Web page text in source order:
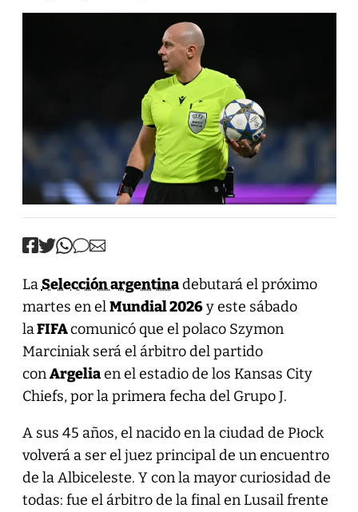
LaSelección argentinadebutará el próximo
martes en elMundial 2026y este sábado
laFIFAcomunicó que el polaco Szymon
Marciniak será el árbitro del partido
conArgeliaen el estadio de los Kansas City
Chiefs, por la primera fecha del Grupo J.
A sus 45 años, el nacido en la ciudad de Płock
volverá a ser el juez principal de un encuentro
de la Albiceleste. Y con la mayor curiosidad de
todas: fue el árbitro de la final en Lusail frente